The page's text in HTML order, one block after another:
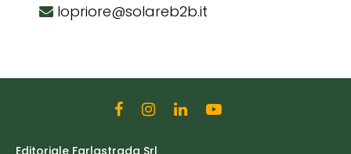
lopriore@solareb2b.it
Editoriale Farlastrada Srl